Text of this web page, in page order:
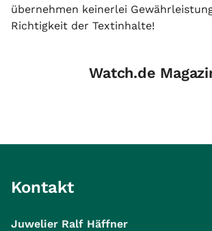
übernehmen keinerlei
Richtigkeit der Textinhalte!
Watch.de
Kontakt
Juwelier Ralf Häffner